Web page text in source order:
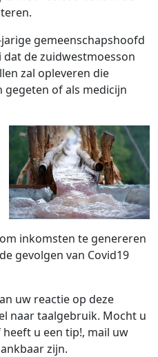
gemeenschapshoofd
dat de zuidwestmoesson
zal opleveren die
of als medicijn
inkomsten te genereren
gevolgen van Covid19
uw reactie op deze
naar taalgebruik. Mocht u
u een tip!, mail uw
zijn.